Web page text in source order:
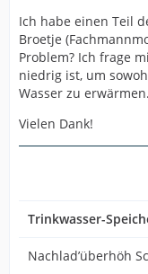
Ich habe einen Teil
Broetje
Problem? Ich frage
niedrig ist, um
Wasser zu erwärmen.
Vielen Dank!
Trinkwasser-
Nachlad’überhöh